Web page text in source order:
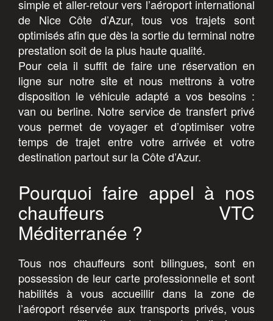
simple et aller-retour vers l’aéroport international
de Nice Côte d’Azur, tous vos trajets sont
optimisés afin que dès la sortie du terminal notre
prestation soit de la plus haute qualité.
Pour cela il suffit de faire une réservation en
ligne sur notre site et nous mettrons à votre
disposition le véhicule adapté a vos besoins :
van ou berline. Notre service de transfert privé
vous permet de voyager et d’optimiser votre
temps de trajet entre votre arrivée et votre
destination partout sur la Côte d’Azur.
Pourquoi faire appel à nos
chauffeurs VTC
Méditerranée ?
Tous nos chauffeurs sont bilingues, sont en
possession de leur carte professionnelle et sont
habilités à vous accueillir dans la zone de
l’aéroport réservée aux transports privés, vous